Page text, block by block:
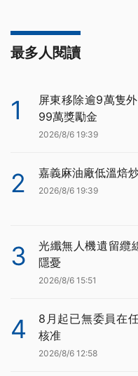
最多人閱讀
1
屏東移除逾9萬隻
99萬獎勵金
2026/8/6 19:39
2 嘉義麻油廠低溫焙
2026/8/6 19:39
3
光纖無人機遺留纜
隱憂
2026/8/6 15:51
4
8月起已無委員在
核准
2026/8/6 12:58